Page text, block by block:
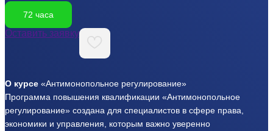
72 часа
Оставить заявку
О курсе «Антимонопольное регулирование»
Программа повышения квалификации «Антимонопольное
регулирование» создана для специалистов в сфере права,
экономики и управления, которым важно уверенно